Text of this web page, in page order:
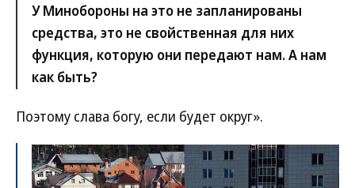
У Минобороны на это не запланированы
средства, это не свойственная для них
функция, которую они передают нам. А нам
как быть?
Поэтому слава богу, если будет округ».